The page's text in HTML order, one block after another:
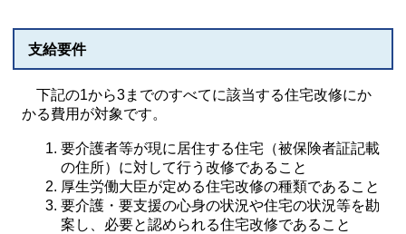
支給要件
下記の1から3までのすべてに該当する住宅改修にか
かる費用が対象です。
要介護者等が現に居住する住宅（被保険者証記載
の住所）に対して行う改修であること
厚生労働大臣が定める住宅改修の種類であること
要介護・要支援の心身の状況や住宅の状況等を勘
案し、必要と認められる住宅改修であること